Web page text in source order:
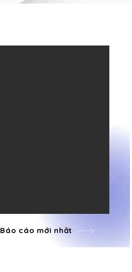
Báo cáo mới nhất